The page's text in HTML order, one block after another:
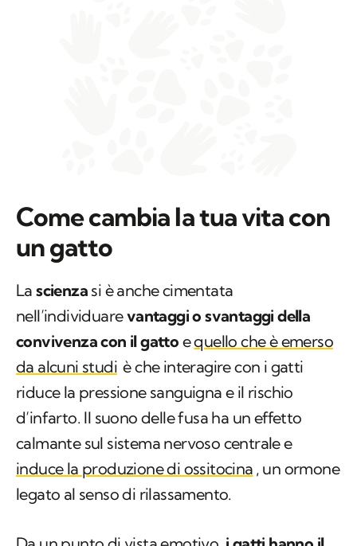
Come cambia la tua vita con
un gatto
Lascienza si è anche cimentata
nell’individuarevantaggi o svantaggi della
convivenza con il gatto equello che è emerso
da alcuni studi è che interagire con i gatti
riduce la pressione sanguigna e il rischio
d’infarto. Il suono delle fusa ha un effetto
calmante sul sistema nervoso centrale e
induce la produzione di ossitocina , un ormone
legato al senso di rilassamento.